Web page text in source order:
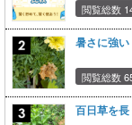
閲覧総数
暑さに強い
閲覧総数
百日草を